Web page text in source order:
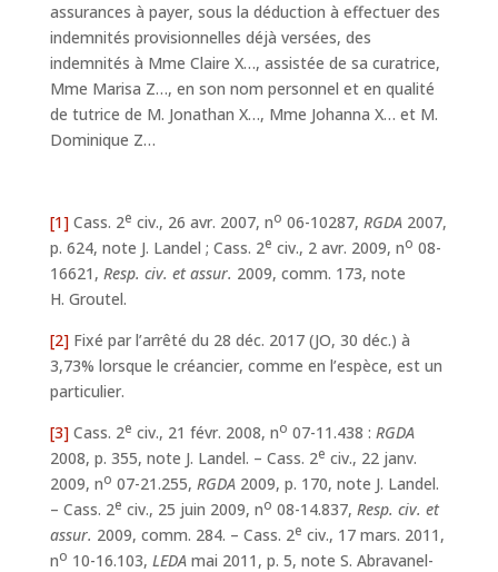
assurances à payer, sous la déduction à effectuer des
indemnités provisionnelles déjà versées, des
indemnités à Mme Claire X…, assistée de sa curatrice,
Mme Marisa Z…, en son nom personnel et en qualité
de tutrice de M. Jonathan X…, Mme Johanna X… et M.
Dominique Z…
[1]Cass. 2e civ., 26 avr. 2007, no 06-10287, RGDA2007,
p. 624, note J. Landel ; Cass. 2e civ., 2 avr. 2009, no 08-
16621, Resp. civ. et assur. 2009, comm. 173, note
H. Groutel.
[2]Fixé par l’arrêté du 28 déc. 2017 (JO, 30 déc.) à
3,73% lorsque le créancier, comme en l’espèce, est un
particulier.
[3]Cass. 2e civ., 21 févr. 2008, no 07-11.438 : RGDA
2008, p. 355, note J. Landel. – Cass. 2e civ., 22 janv.
2009, no 07-21.255, RGDA2009, p. 170, note J. Landel.
– Cass. 2e civ., 25 juin 2009, no 08-14.837, Resp. civ. et
assur. 2009, comm. 284. – Cass. 2e civ., 17 mars. 2011,
no 10-16.103, LEDAmai 2011, p. 5, note S. Abravanel-